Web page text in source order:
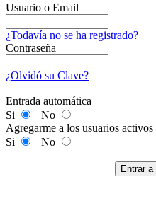
Usuario o Email
¿Todavía no se ha registrado?
Contraseña
¿Olvidó su Clave?
Entrada automática
Si
No
Agregarme a los usuarios activos
Si
No
Entrar